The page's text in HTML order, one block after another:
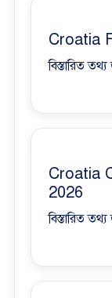
Croatia
বিস্তারিত
Croatia
2026
বিস্তারিত